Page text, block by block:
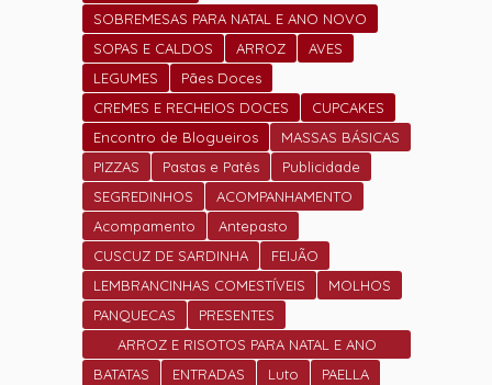
SOBREMESAS PARA NATAL E ANO NOVO
SOPAS E CALDOS
ARROZ
AVES
LEGUMES
Pães Doces
CREMES E RECHEIOS DOCES
CUPCAKES
Encontro de Blogueiros
MASSAS BÁSICAS
PIZZAS
Pastas e Patês
Publicidade
SEGREDINHOS
ACOMPANHAMENTO
Acompamento
Antepasto
CUSCUZ DE SARDINHA
FEIJÃO
LEMBRANCINHAS COMESTÍVEIS
MOLHOS
PANQUECAS
PRESENTES
ARROZ E RISOTOS PARA NATAL E ANO
NOVO
BATATAS ENTRADAS Luto
PAELLA